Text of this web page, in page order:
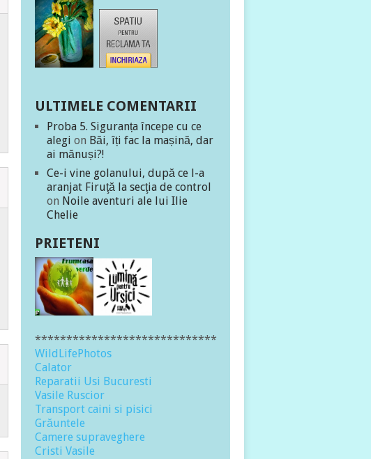
ULTIMELE COMENTARII
Proba 5. Siguranța începe cu ce
alegi on Băi, îți fac la mașină, dar
ai mănuși?!
Ce-i vine golanului, după ce l-a
aranjat Firuţă la secţia de control
on Noile aventuri ale lui Ilie
Chelie
PRIETENI
*****************************
WildLifePhotos
Calator
Reparatii Usi Bucuresti
Vasile Ruscior
Transport caini si pisici
Grăuntele
Camere supraveghere
Cristi Vasile